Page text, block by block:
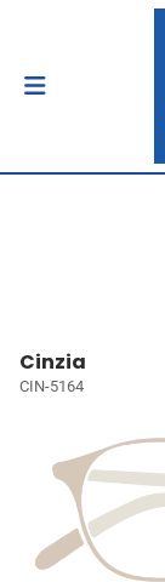
Cinzia
CIN-5164